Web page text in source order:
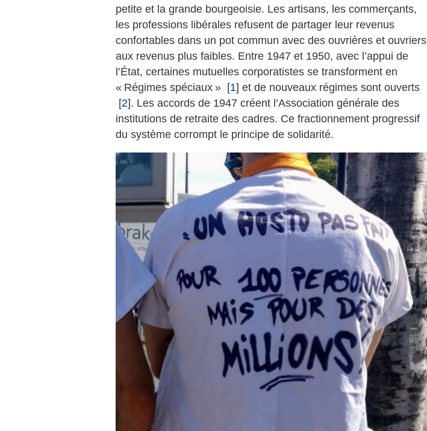
petite et la grande bourgeoisie. Les artisans, les commerçants,
les professions libérales refusent de partager leur revenus
confortables dans un pot commun avec des ouvrières et ouvriers
aux revenus plus faibles. Entre 1947 et 1950, avec l’appui de
l’État, certaines mutuelles corporatistes se transforment en
« Régimes spéciaux » [1] et de nouveaux régimes sont ouverts
[2]. Les accords de 1947 créent l’Association générale des
institutions de retraite des cadres. Ce fractionnement progressif
du système corrompt le principe de solidarité.